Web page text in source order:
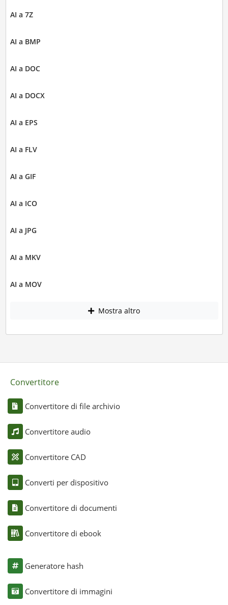
AI a 7Z
AI a BMP
AI a DOC
AI a DOCX
AI a EPS
AI a FLV
AI a GIF
AI a ICO
AI a JPG
AI a MKV
AI a MOV
Mostra altro
Convertitore
Convertitore di file archivio
Convertitore audio
Convertitore CAD
Converti per dispositivo
Convertitore di documenti
Convertitore di ebook
Generatore hash
Convertitore di immagini